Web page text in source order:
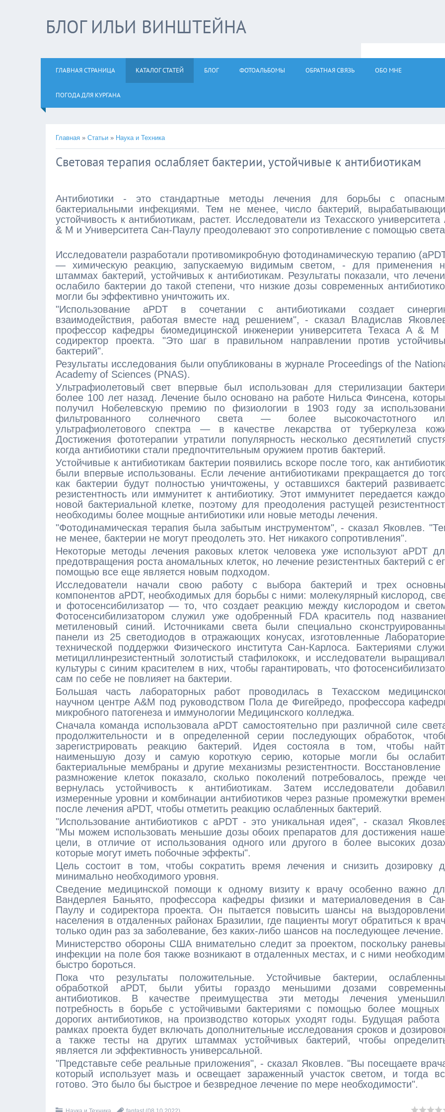
БЛОГ ИЛЬИ ВИНШТЕЙНА
ГЛАВНАЯ СТРАНИЦА КАТАЛОГ СТАТЕЙ БЛОГ ФОТОАЛЬБОМЫ ОБРАТНАЯ СВЯЗЬ ОБО МНЕ
ПОГОДА ДЛЯ КУРГАНА
Главная » Статьи » Наука и Техника
Световая терапия ослабляет бактерии, устойчивые к антибиотикам
Антибиотики - это стандартные методы лечения для борьбы с
бактериальными инфекциями. Тем не менее, число бактерий,
устойчивость к антибиотикам, растет. Исследователи из Техасского университета
& M и Университета Сан-Паулу преодолевают это сопротивление с помощью
Исследователи разработали противомикробную фотодинамическую терапию
— химическую реакцию, запускаемую видимым светом, - для применения
штаммах бактерий, устойчивых к антибиотикам. Результаты показали, что
ослабило бактерии до такой степени, что низкие дозы современных
могли бы эффективно уничтожить их.
"Использование aPDT в сочетании с антибиотиками создает
взаимодействия, работая вместе над решением", - сказал Владислав
профессор кафедры биомедицинской инженерии университета Техаса A & M
содиректор проекта. "Это шаг в правильном направлении против
бактерий".
Результаты исследования были опубликованы в журнале Proceedings of the
Academy of Sciences (PNAS).
Ультрафиолетовый свет впервые был использован для стерилизации
более 100 лет назад. Лечение было основано на работе Нильса Финсена,
получил Нобелевскую премию по физиологии в 1903 году за
фильтрованного солнечного света — более высокочастотного
ультрафиолетового спектра — в качестве лекарства от туберкулеза
Достижения фототерапии утратили популярность несколько десятилетий
когда антибиотики стали предпочтительным оружием против бактерий.
Устойчивые к антибиотикам бактерии появились вскоре после того, как
были впервые использованы. Если лечение антибиотиками прекращается до
как бактерии будут полностью уничтожены, у оставшихся бактерий
резистентность или иммунитет к антибиотику. Этот иммунитет передается
новой бактериальной клетке, поэтому для преодоления растущей
необходимы более мощные антибиотики или новые методы лечения.
"Фотодинамическая терапия была забытым инструментом", - сказал Яковлев.
не менее, бактерии не могут преодолеть это. Нет никакого сопротивления".
Некоторые методы лечения раковых клеток человека уже используют aPDT
предотвращения роста аномальных клеток, но лечение резистентных бактерий с
помощью все еще является новым подходом.
Исследователи начали свою работу с выбора бактерий и трех
компонентов aPDT, необходимых для борьбы с ними: молекулярный кислород,
и фотосенсибилизатор — то, что создает реакцию между кислородом и
Фотосенсибилизатором служил уже одобренный FDA краситель под
метиленовый синий. Источниками света были специально
панели из 25 светодиодов в отражающих конусах, изготовленные
технической поддержки Физического института Сан-Карлоса. Бактериями
метициллинрезистентный золотистый стафилококк, и исследователи
культуры с синим красителем в них, чтобы гарантировать, что
сам по себе не повлияет на бактерии.
Большая часть лабораторных работ проводилась в Техасском
научном центре A&M под руководством Пола де Фигейредо, профессора
микробного патогенеза и иммунологии Медицинского колледжа.
Сначала команда использовала aPDT самостоятельно при различной силе
продолжительности и в определенной серии последующих обработок,
зарегистрировать реакцию бактерий. Идея состояла в том, чтобы
наименьшую дозу и самую короткую серию, которые могли бы
бактериальные мембраны и другие механизмы резистентности. Восстановление
размножение клеток показало, сколько поколений потребовалось, прежде
вернулась устойчивость к антибиотикам. Затем исследователи
измеренные уровни и комбинации антибиотиков через разные промежутки
после лечения aPDT, чтобы отметить реакцию ослабленных бактерий.
"Использование антибиотиков с aPDT - это уникальная идея", - сказал
"Мы можем использовать меньшие дозы обоих препаратов для достижения
цели, в отличие от использования одного или другого в более высоких
которые могут иметь побочные эффекты".
Цель состоит в том, чтобы сократить время лечения и снизить дозировку
минимально необходимого уровня.
Сведение медицинской помощи к одному визиту к врачу особенно важно
Вандерлея Баньято, профессора кафедры физики и материаловедения в
Паулу и содиректора проекта. Он пытается повысить шансы на
населения в отдаленных районах Бразилии, где пациенты могут обратиться к
только один раз за заболевание, без каких-либо шансов на последующее лечение.
Министерство обороны США внимательно следит за проектом, поскольку
инфекции на поле боя также возникают в отдаленных местах, и с ними
быстро бороться.
Пока что результаты положительные. Устойчивые бактерии,
обработкой aPDT, были убиты гораздо меньшими дозами
антибиотиков. В качестве преимущества эти методы лечения
потребность в борьбе с устойчивыми бактериями с помощью более мощных
дорогих антибиотиков, на производство которых уходят годы. Будущая работа
рамках проекта будет включать дополнительные исследования сроков и
а также тесты на других штаммах устойчивых бактерий, чтобы
является ли эффективность универсальной.
"Представьте себе реальные приложения", - сказал Яковлев. "Вы посещаете
который использует мазь и освещает зараженный участок светом, и тогда
готово. Это было бы быстрое и безвредное лечение по мере необходимости".